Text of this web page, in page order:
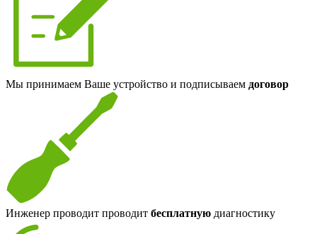
Мы принимаем Ваше устройство и подписываем договор
Инженер проводит проводит бесплатную диагностику